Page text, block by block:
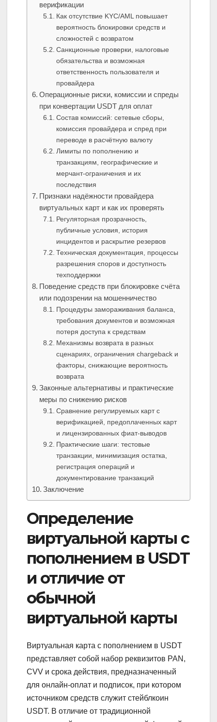
верификации
Как отсутствие KYC/AML повышает
вероятность блокировки средств и
сложностей с возвратом
Санкционные проверки, налоговые
обязательства и возможная
ответственность пользователя и
провайдера
Операционные риски, комиссии и спреды
при конвертации USDT для оплат
Состав комиссий: сетевые сборы,
комиссия провайдера и спред при
переводе в расчётную валюту
Лимиты по пополнению и
транзакциям, географические и
мерчант‑ограничения и их
последствия
Признаки надёжности провайдера
виртуальных карт и как их проверять
Регуляторная прозрачность,
публичные условия, история
инцидентов и раскрытие резервов
Техническая документация, процессы
разрешения споров и доступность
техподдержки
Поведение средств при блокировке счёта
или подозрении на мошенничество
Процедуры замораживания баланса,
требования документов и возможная
потеря доступа к средствам
Механизмы возврата в разных
сценариях, ограничения chargeback и
факторы, снижающие вероятность
возврата
Законные альтернативы и практические
меры по снижению рисков
Сравнение регулируемых карт с
верификацией, предоплаченных карт
и лицензированных фиат‑выводов
Практические шаги: тестовые
транзакции, минимизация остатка,
регистрация операций и
документирование транзакций
Заключение
Определение
виртуальной карты с
пополнением в USDT
и отличие от
обычной
виртуальной карты
Виртуальная карта с пополнением в USDT
представляет собой набор реквизитов PAN,
CVV и срока действия, предназначенный
для онлайн‑оплат и подписок, при котором
источником средств служит стейблкоин
USDT. В отличие от традиционной